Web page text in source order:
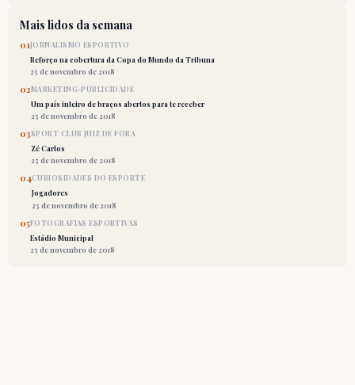
Mais lidos da semana
01JORNALISMO ESPORTIVO
Reforço na cobertura da Copa do Mundo da Tribuna
25 de novembro de 2018
02MARKETING-PUBLICIDADE
Um país inteiro de braços abertos para te receber
25 de novembro de 2018
03SPORT CLUB JUIZ DE FORA
Zé Carlos
25 de novembro de 2018
04CURIOSIDADES DO ESPORTE
Jogadores
25 de novembro de 2018
05FOTOGRAFIAS ESPORTIVAS
Estádio Municipal
25 de novembro de 2018